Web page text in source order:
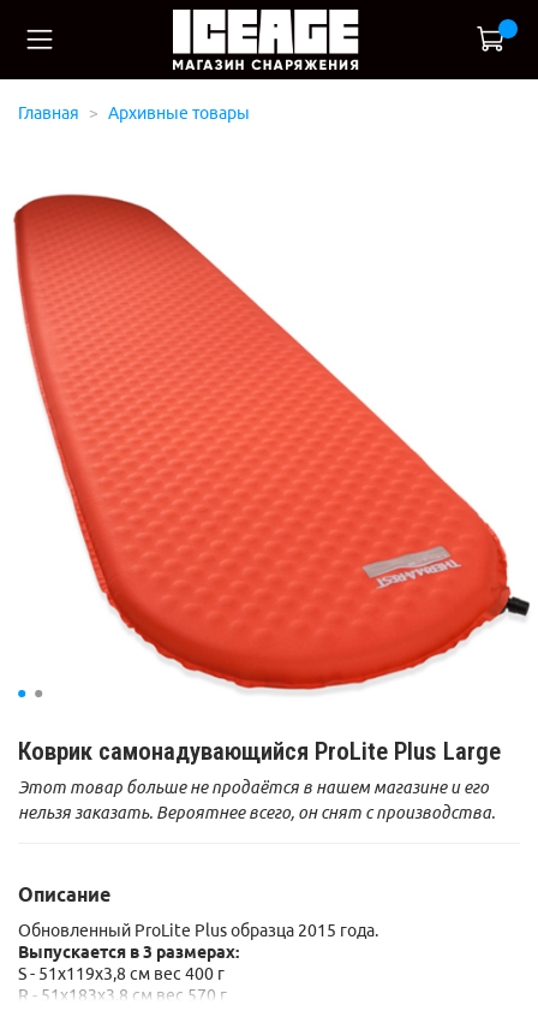
Главная Архивные товары
Коврик самонадувающийся ProLite Plus Large
Этот товар больше не продаётся в нашем магазине и его
нельзя заказать. Вероятнее всего, он снят с производства.
Описание
Обновленный ProLite Plus образца 2015 года.
Выпускается в 3 размерах:
S - 51х119х3,8 см вес 400 г
R - 51х183x3,8 см вес 570 г